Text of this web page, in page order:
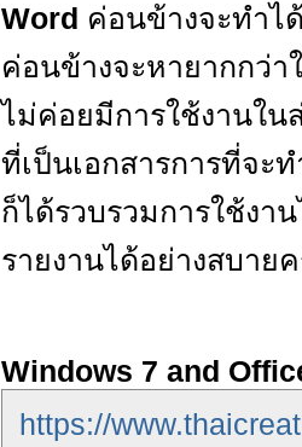
Word ค่อนข้างจะทำไ
ค่อนข้างจะหายากกว่า
ไม่ค่อยมีการใช้งานใ
ที่เป็นเอกสารการที่จะ
ก็ได้รวบรวมการใช้งา
รายงานได้อย่างสบาย
Windows 7 and
https://